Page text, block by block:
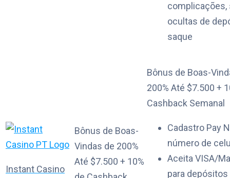
complicações,
ocultas de
saque
Instant Casino
Bônus de Boas-
Vindas de 200%
Até $7.500 + 10%
Bônus de Boas-
200% Até $7.500 +
Cashback Semanal
Cadastro Pay
número de
Aceita VISA/
para